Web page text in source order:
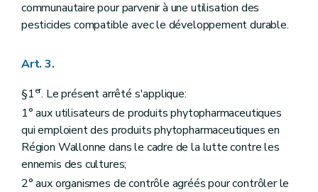
communautaire pour parvenir à une utilisation des
pesticides compatible avec le développement durable.
Art. 3.
§1er. Le présent arrêté s'applique:
1° aux utilisateurs de produits phytopharmaceutiques
qui emploient des produits phytopharmaceutiques en
Région Wallonne dans le cadre de la lutte contre les
ennemis des cultures;
2° aux organismes de contrôle agréés pour contrôler le